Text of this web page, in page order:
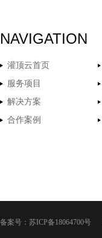
NAVIGATION
灌顶云首页
服务项目
解决方案
合作案例
备案号： 苏ICP备18064700号